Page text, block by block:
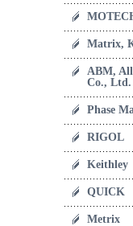
Matrix,
ABM,
Co., Ltd.
Phase
RIGOL
Keithley
QUICK
Metrix